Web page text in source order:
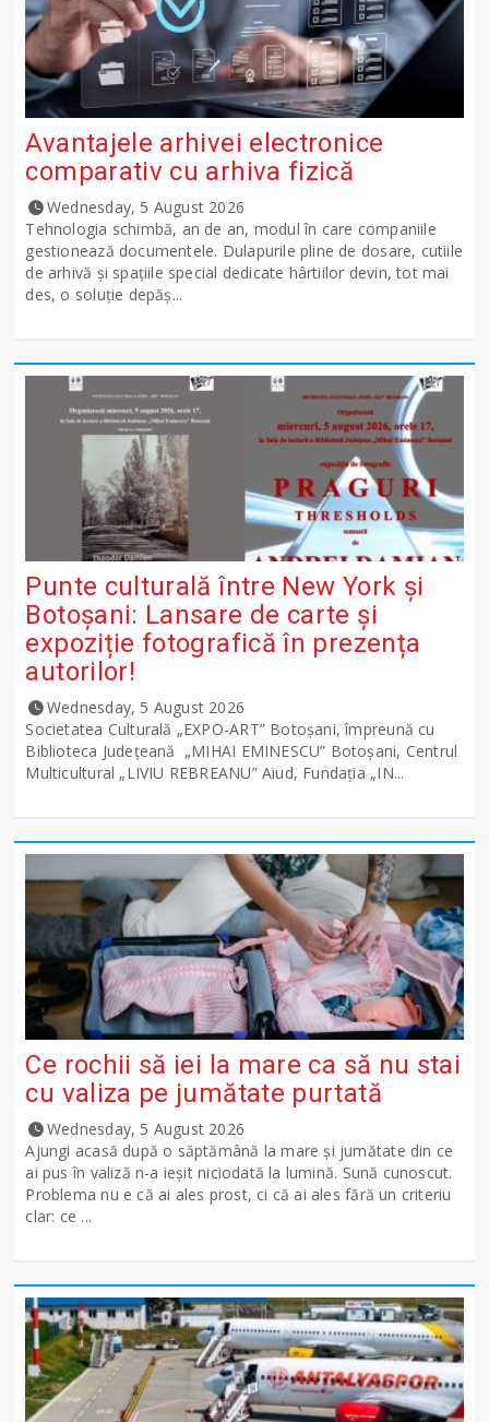
Avantajele arhivei electronice
comparativ cu arhiva fizică
Wednesday, 5 August 2026
Tehnologia schimbă, an de an, modul în care companiile
gestionează documentele. Dulapurile pline de dosare, cutiile
de arhivă și spațiile special dedicate hârtiilor devin, tot mai
des, o soluție depăș...
Punte culturală între New York și
Botoșani: Lansare de carte și
expoziție fotografică în prezența
autorilor!
Wednesday, 5 August 2026
Societatea Culturală „EXPO-ART” Botoșani, împreună cu
Biblioteca Județeană „MIHAI EMINESCU” Botoșani, Centrul
Multicultural „LIVIU REBREANU” Aiud, Fundația „IN...
Ce rochii să iei la mare ca să nu stai
cu valiza pe jumătate purtată
Wednesday, 5 August 2026
Ajungi acasă după o săptămână la mare și jumătate din ce
ai pus în valiză n-a ieșit niciodată la lumină. Sună cunoscut.
Problema nu e că ai ales prost, ci că ai ales fără un criteriu
clar: ce ...